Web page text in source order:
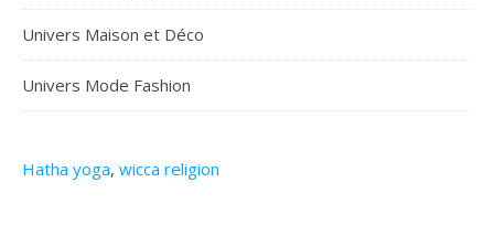
Univers Maison et Déco
Univers Mode Fashion
Hatha yoga, wicca religion